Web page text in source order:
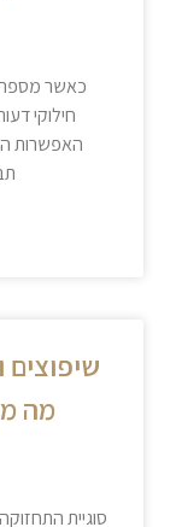
כאשר מספר
חילוקי
האפשרות
מה
סוגיית